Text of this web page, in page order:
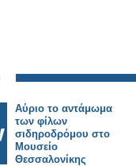
Αύριο το αντάμωμα
των φίλων
σιδηροδρόμου στο
Μουσείο
Θεσσαλονίκης